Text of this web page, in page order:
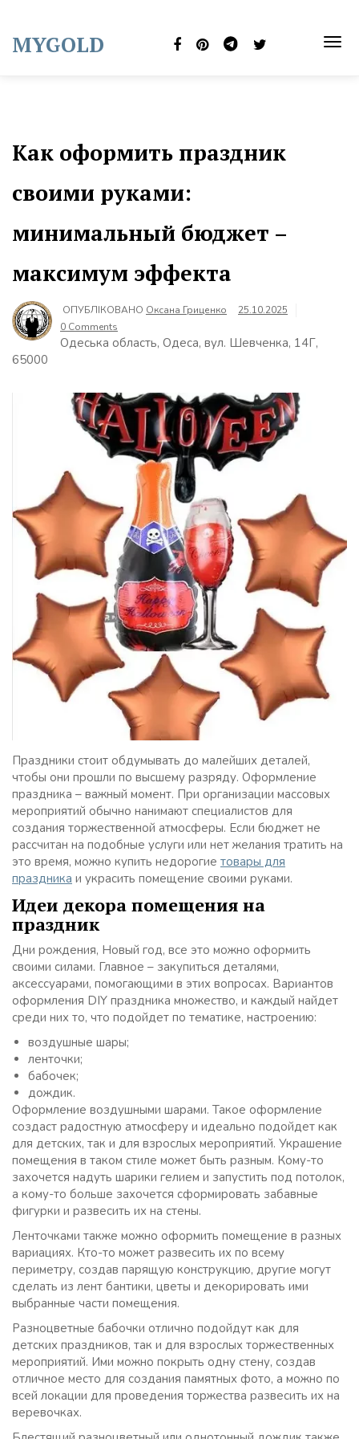
content
MYGOLD
Как оформить праздник
своими руками:
минимальный бюджет –
максимум эффекта
ОПУБЛІКОВАНО Оксана Гриценко
25.10.2025
0 Comments
Одеська область, Одеса, вул. Шевченка, 14Г,
65000
Праздники стоит обдумывать до малейших деталей,
чтобы они прошли по высшему разряду. Оформление
праздника – важный момент. При организации массовых
мероприятий обычно нанимают специалистов для
создания торжественной атмосферы. Если бюджет не
рассчитан на подобные услуги или нет желания тратить на
это время, можно купить недорогие товары для
праздника и украсить помещение своими руками.
Идеи декора помещения на
праздник
Дни рождения, Новый год, все это можно оформить
своими силами. Главное – закупиться деталями,
аксессуарами, помогающими в этих вопросах. Вариантов
оформления DIY праздника множество, и каждый найдет
среди них то, что подойдет по тематике, настроению:
воздушные шары;
ленточки;
бабочек;
дождик.
Оформление воздушными шарами. Такое оформление
создаст радостную атмосферу и идеально подойдет как
для детских, так и для взрослых мероприятий. Украшение
помещения в таком стиле может быть разным. Кому-то
захочется надуть шарики гелием и запустить под потолок,
а кому-то больше захочется сформировать забавные
фигурки и развесить их на стены.
Ленточками также можно оформить помещение в разных
вариациях. Кто-то может развесить их по всему
периметру, создав парящую конструкцию, другие могут
сделать из лент бантики, цветы и декорировать ими
выбранные части помещения.
Разноцветные бабочки отлично подойдут как для
детских праздников, так и для взрослых торжественных
мероприятий. Ими можно покрыть одну стену, создав
отличное место для создания памятных фото, а можно по
всей локации для проведения торжества развесить их на
веревочках.